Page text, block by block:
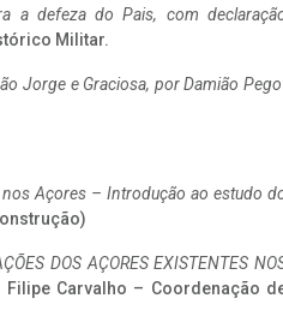
a defeza do Pais, com
Militar.
Jorge e Graciosa, por Damião Pego
Açores – Introdução ao estudo
DOS AÇORES EXISTENTES
Carvalho – Coordenação